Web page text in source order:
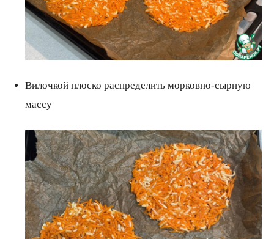
Вилочкой плоско распределить морковно-сырную
массу